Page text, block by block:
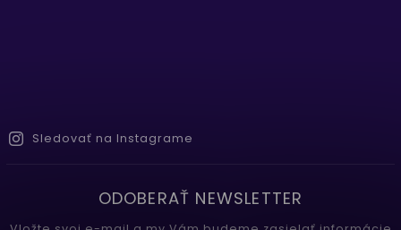
Sledovať na Instagrame
ODOBERAŤ NEWSLETTER